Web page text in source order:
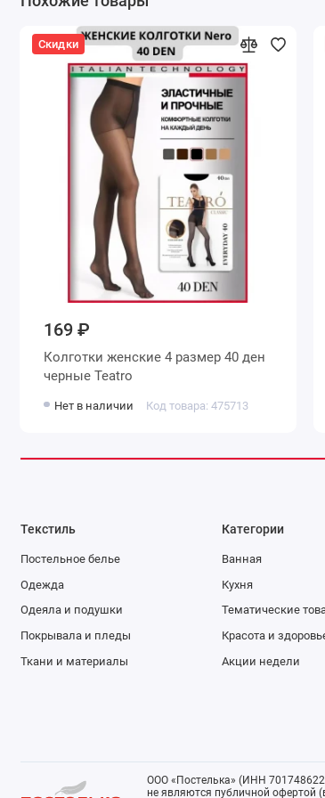
Скидки
169 ₽
Колготки женские 4 размер 40 ден
черные Teatro
Нет в наличии Код товара: 475713
Текстиль
Постельное белье
Одежда
Одеяла и подушки
Покрывала и пледы
Ткани и материалы
Категории
Ванная
Кухня
Тематические
Красота и
Акции недели
ООО «Постелька» (ИНН
не являются публичной офертой